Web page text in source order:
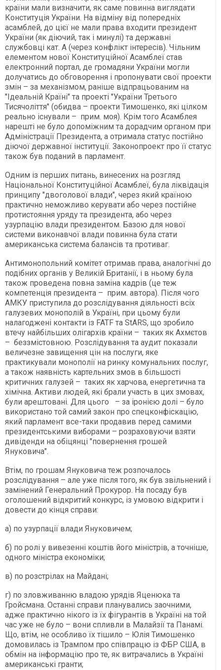
країни мали визначити, як саме повинна виглядати
Конституція України. На відміну від попередніх
асамблей, до цієї не мали права входити президент
України (як діючий, так і минулі) та державні
службовці кат. А (через конфлікт інтересів). Чільним
елементом нової Конституційної Асамблеї став
електронний портал, де громадяни України могли
долучатись до обговорення і пропонувати свої проекти
змін – за механізмом, раніше відпрацьованим на
"Ідеальній Країні" та проекті "України Третього
Тисячоліття" (обидва – проекти Тимошенко, які цілком
реально існували – прим. моя). Крім того Асамблея
нарешті не було допоміжним та дорадчим органом при
Адміністрації Президента, а отримала статус постійно
діючої державної інституції. Законопроект про її статус
також був поданий в парламент.
Одним із перших питань, винесених на розгляд
Національної Конституційної Асамблеї, була ліквідація
принципу "двоголової влади", через який країною
практично неможливо керувати або через постійне
протистояння уряду та президента, або через
узурпацію влади президентом. Базою для нової
системи виконавчої влади повинна була стати
американська система балансів та противаг.
Антимонопольний комітет отримав права, аналогічні до
подібних органів у Великій Британії, і в ньому була
також проведена повна заміна кадрів (це теж
компетенція президента – прим. автора). Після чого
АМКУ приступила до розслідування діяльності всіх
галузевих монополій в Україні, при цьому були
налагоджені контакти із FATF та StARS, що зробило
втечу найбільших олігархів країни – таких як Ахмєтов
– беззмістовною. Розслідування та аудит показали
величезне завищення цін на послуги, яке
практикували монополії на ринку комунальних послуг,
а також наявність картельних змов в більшості
критичних галузей – таких як харчова, енергетична та
хімічна. Активи людей, які брали участь в цих змовах,
були арештовані. Для цього – за іронією долі – було
використано той самий закон про спецконфіскацію,
який парламент все-таки продавив перед самими
президентськими виборами – розраховуючи взяти
дивіденди на обіцянці "повернення грошей
Януковича".
Втім, по грошам Януковича теж розпочалось
розслідування – але уже після того, як був звільнений і
замінений Генеральний Прокурор. На посаду був
оголошений відкритий конкурс, із умовою відкрити і
довести до кінця справи:
а) по узурпації влади Януковичем;
б) по ролі у вивезенні коштів його міністрів, а точніше,
одного міністра економіки;
в) по розстрілах на Майдані;
г) по зловживанню владою урядів Яценюка та
Гройсмана. Останні справи планувались заочними,
адже практично нікого із їх фігурантів в Україні на той
час уже не було – вони спливли в Малайзії та Панамі.
Що, втім, не особливо їх тішило – Юлія Тимошенко
домовилась із Трампом про співпрацю із ФБР США, в
обмін на інформацію про те, як витрачались в Україні
американські гранти;